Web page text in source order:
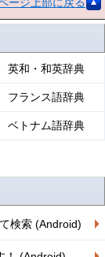
英和・和英辞典
フランス語辞典
ベトナム語辞典
検索 (Android)